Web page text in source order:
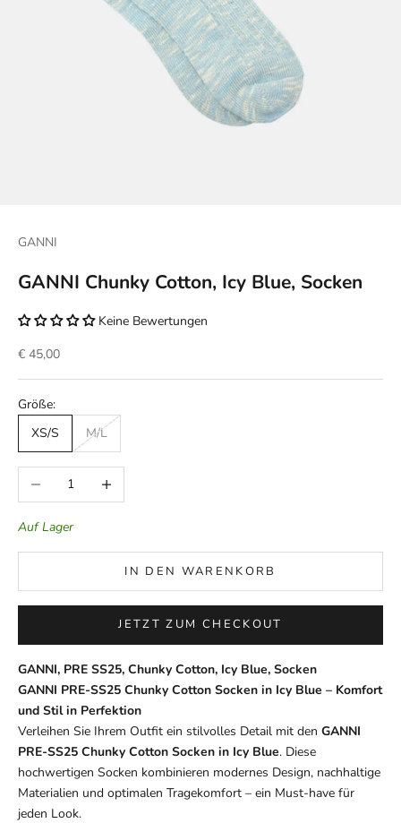
GANNI
GANNI Chunky Cotton, Icy Blue, Socken
Keine Bewertungen
Angebot
€ 45,00
Größe:
XS/S
M/L
Anzahl verringernAnzahl erhöhen
Auf Lager
IN DEN WARENKORB
JETZT ZUM CHECKOUT
GANNI, PRE SS25, Chunky Cotton, Icy Blue, Socken
GANNI PRE-SS25 Chunky Cotton Socken in Icy Blue – Komfort
und Stil in Perfektion
Verleihen Sie Ihrem Outfit ein stilvolles Detail mit den GANNI
PRE-SS25 Chunky Cotton Socken in Icy Blue. Diese
hochwertigen Socken kombinieren modernes Design, nachhaltige
Materialien und optimalen Tragekomfort – ein Must-have für
jeden Look.